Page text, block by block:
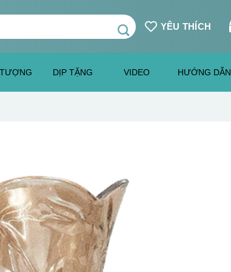
YÊU THÍCH
DỊP TẶNG VIDEO HƯỚNG DẪN